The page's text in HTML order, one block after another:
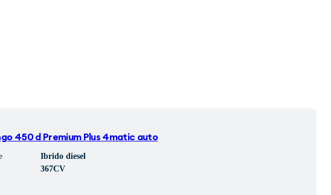
450 d Premium Plus 4matic auto
Ibrido diesel
367CV